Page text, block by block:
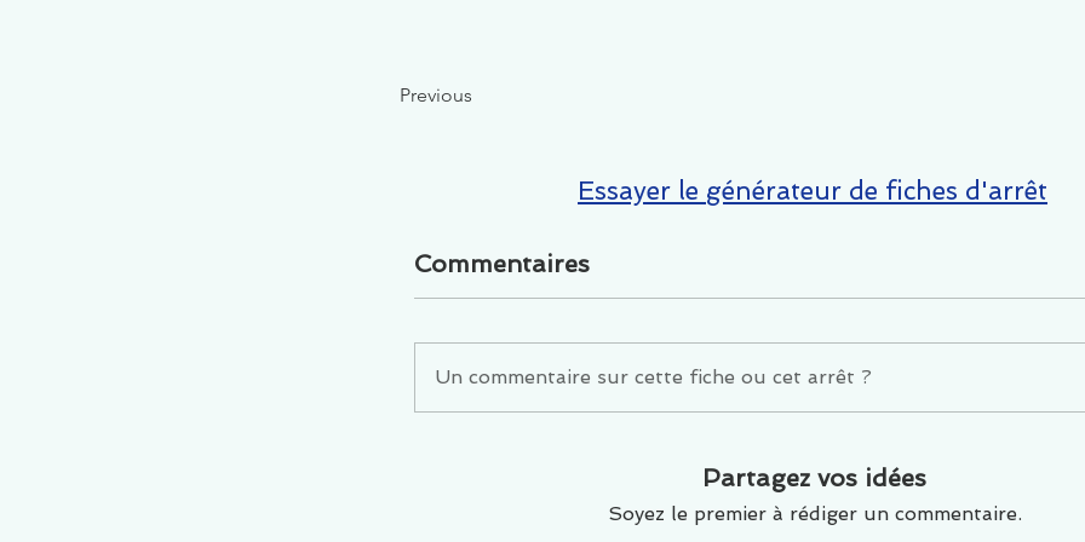
Previous
Essayer le générateur de fiches d'arrêt
Commentaires
Un commentaire sur cette fiche ou cet arrêt ?
Partagez vos idées
Soyez le premier à rédiger un commentaire.